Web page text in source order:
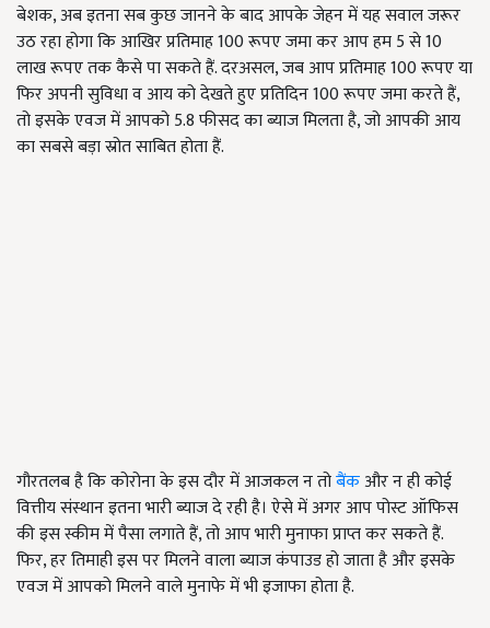
बेशक, अब इतना सब कुछ जानने के बाद आपके जेहन में यह सवाल जरूर
उठ रहा होगा कि आखिर प्रतिमाह 100 रूपए जमा कर आप हम 5 से 10
लाख रूपए तक कैसे पा सकते हैं. दरअसल, जब आप प्रतिमाह 100 रूपए या
फिर अपनी सुविधा व आय को देखते हुए प्रतिदिन 100 रूपए जमा करते हैं,
तो इसके एवज में आपको 5.8 फीसद का ब्याज मिलता है, जो आपकी आय
का सबसे बड़ा स्रोत साबित होता हैं.
गौरतलब है कि कोरोना के इस दौर में आजकल न तोबैंकऔर न ही कोई
वित्तीय संस्थान इतना भारी ब्याज दे रही है। ऐसे में अगर आप पोस्ट ऑफिस
की इस स्कीम में पैसा लगाते हैं, तो आप भारी मुनाफा प्राप्त कर सकते हैं.
फिर, हर तिमाही इस पर मिलने वाला ब्याज कंपाउड हो जाता है और इसके
एवज में आपको मिलने वाले मुनाफे में भी इजाफा होता है.